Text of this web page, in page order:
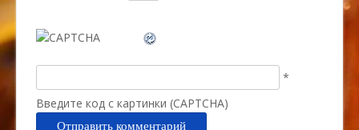
Введите код с картинки (CAPTCHA)
*